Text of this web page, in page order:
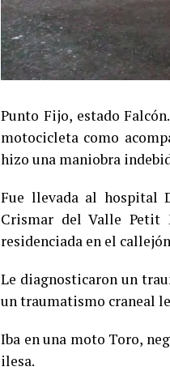
Punto Fijo, estado
motocicleta como
hizo una maniobra
Fue llevada al hospital
Crismar del Valle Petit
residenciada en el
Le diagnosticaron un
un traumatismo craneal
Iba en una moto Toro,
ilesa.